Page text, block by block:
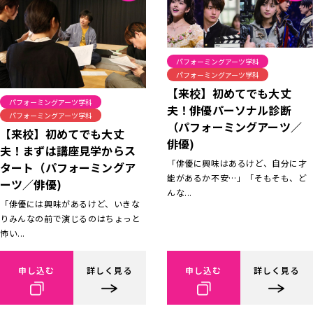
パフォーミングアーツ学科
パフォーミングアーツ学科
【来校】初めてでも大丈
夫！まずは講座見学からス
タート（パフォーミングア
ーツ／俳優)
「俳優には興味があるけど、いきな
りみんなの前で演じるのはちょっと
怖い...
申し込む 詳しく見る
パフォーミングアーツ学科
パフォーミングアーツ学科
【来校】初めてでも大丈
夫！俳優パーソナル診断
（パフォーミングアーツ／
俳優)
「俳優に興味はあるけど、自分に才
能があるか不安…」「そもそも、ど
んな...
申し込む 詳しく見る